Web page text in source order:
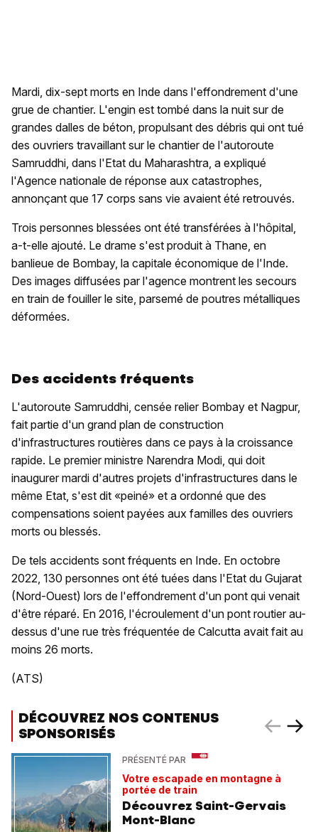
Mardi, dix-sept morts en Inde dans l'effondrement d'une
grue de chantier. L'engin est tombé dans la nuit sur de
grandes dalles de béton, propulsant des débris qui ont tué
des ouvriers travaillant sur le chantier de l'autoroute
Samruddhi, dans l'Etat du Maharashtra, a expliqué
l'Agence nationale de réponse aux catastrophes,
annonçant que 17 corps sans vie avaient été retrouvés.
Trois personnes blessées ont été transférées à l'hôpital,
a-t-elle ajouté. Le drame s'est produit à Thane, en
banlieue de Bombay, la capitale économique de l'Inde.
Des images diffusées par l'agence montrent les secours
en train de fouiller le site, parsemé de poutres métalliques
déformées.
Des accidents fréquents
L'autoroute Samruddhi, censée relier Bombay et Nagpur,
fait partie d'un grand plan de construction
d'infrastructures routières dans ce pays à la croissance
rapide. Le premier ministre Narendra Modi, qui doit
inaugurer mardi d'autres projets d'infrastructures dans le
même Etat, s'est dit «peiné» et a ordonné que des
compensations soient payées aux familles des ouvriers
morts ou blessés.
De tels accidents sont fréquents en Inde. En octobre
2022, 130 personnes ont été tuées dans l'Etat du Gujarat
(Nord-Ouest) lors de l'effondrement d'un pont qui venait
d'être réparé. En 2016, l'écroulement d'un pont routier au-
dessus d'une rue très fréquentée de Calcutta avait fait au
moins 26 morts.
(ATS)
DÉCOUVREZ NOS CONTENUS
SPONSORISÉS
PRÉSENTÉ PAR
Votre escapade en montagne à
portée de train
Découvrez Saint-Gervais
Mont-Blanc